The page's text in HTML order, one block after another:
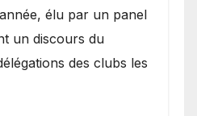
élu par un panel
un discours du
des clubs les